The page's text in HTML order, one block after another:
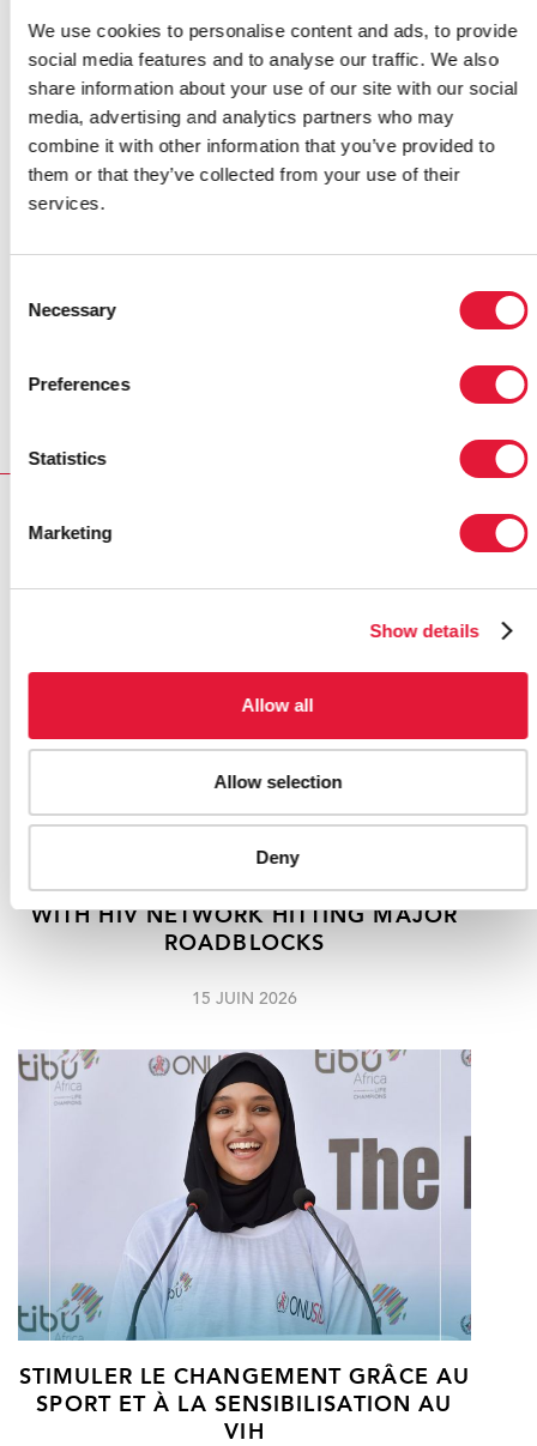
We use cookies to personalise content and ads, to provide
social media features and to analyse our traffic. We also
share information about your use of our site with our social
media, advertising and analytics partners who may
combine it with other information that you’ve provided to
them or that they’ve collected from your use of their
services.
Selection
Necessary
Preferences
Statistics
Marketing
Show details
Allow all
Allow selection
Deny
des partenaires commerciaux, les média et nous avons
suscité l'intérêt et l'engouement des jeunes. C'est
pour nous l'occasion de poursuivre une dynamique et
ce, même après le dernier match ».
De nombreuses autres activités seront organisées au
Bangladesh, en Inde et au Sri Lanka pendant le
des rencontres entre des joueurs et des communautés
de cricket arboreront un ruban rouge sur leurs maillots
seront diffusés sur les différents sites tous les jours de
RELATED
WESTERN AFRICAN YOUTH LIVING
WITH HIV NETWORK HITTING MAJOR
ROADBLOCKS
15 JUIN 2026
STIMULER LE CHANGEMENT GRÂCE AU
SPORT ET À LA SENSIBILISATION AU
VIH